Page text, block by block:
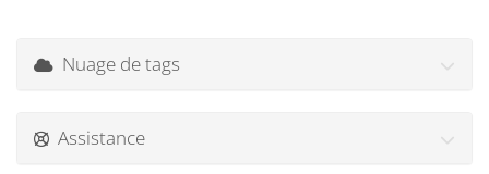
Nuage de tags
Assistance